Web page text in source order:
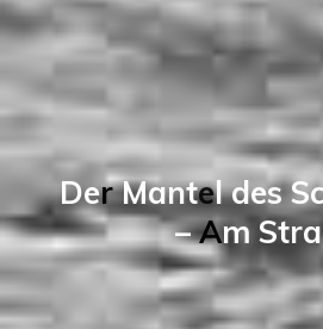
Der Mantel des S
– Am Stra